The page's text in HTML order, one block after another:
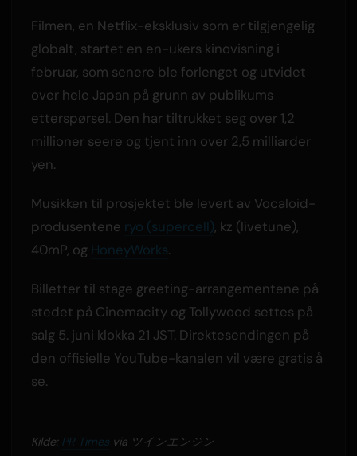
Filmen, en Netflix-eksklusiv som er tilgjengelig
globalt, startet en en-ukers kinovisning i
februar, som senere ble forlenget og utvidet
over hele Japan på grunn av publikums
etterspørsel. Den har tiltrukket seg over 1,2
millioner seere og tjent inn over 2,5 milliarder
yen.
Musikken til prosjektet ble levert av Vocaloid-
produsentene ryo (supercell), kz (livetune),
40mP, og HoneyWorks.
Billetter til stage greeting-arrangementene på
stedet på Cinemacity og Tollywood settes på
salg 5. juni klokka 21 JST. Direktesendingen på
den offisielle YouTube-kanalen vil være gratis å
se.
Kilde: PR Timesvia ツインエンジン